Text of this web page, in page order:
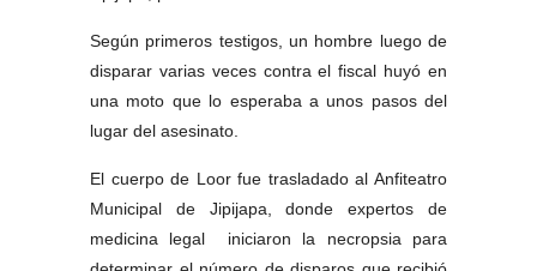
Según primeros testigos, un hombre luego de
disparar varias veces contra el fiscal huyó en
una moto que lo esperaba a unos pasos del
lugar del asesinato.
El cuerpo de Loor fue trasladado al Anfiteatro
Municipal de Jipijapa, donde expertos de
medicina legal iniciaron la necropsia para